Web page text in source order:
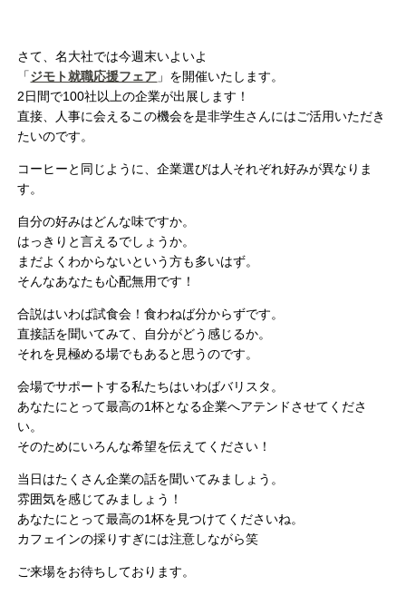
さて、名大社では今週末いよいよ
「ジモト就職応援フェア 」を開催いたします。
2日間で100社以上の企業が出展します！
直接、人事に会えるこの機会を是非学生さんにはご活用いただき
たいのです。
コーヒーと同じように、企業選びは人それぞれ好みが異なりま
す。
自分の好みはどんな味ですか。
はっきりと言えるでしょうか。
まだよくわからないという方も多いはず。
そんなあなたも心配無用です！
合説はいわば試食会！食わねば分からずです。
直接話を聞いてみて、自分がどう感じるか。
それを見極める場でもあると思うのです。
会場でサポートする私たちはいわばバリスタ。
あなたにとって最高の1杯となる企業へアテンドさせてくださ
い。
そのためにいろんな希望を伝えてください！
当日はたくさん企業の話を聞いてみましょう。
雰囲気を感じてみましょう！
あなたにとって最高の1杯を見つけてくださいね。
カフェインの採りすぎには注意しながら笑
ご来場をお待ちしております。